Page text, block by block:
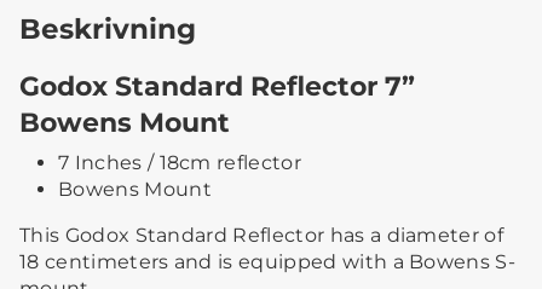
Beskrivning
Godox Standard Reflector 7”
Bowens Mount
7 Inches / 18cm reflector
Bowens Mount
This Godox Standard Reflector has a diameter of
18 centimeters and is equipped with a Bowens S-